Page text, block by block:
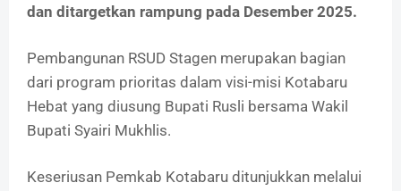
dan ditargetkan rampung pada Desember 2025.
Pembangunan RSUD Stagen merupakan bagian
dari program prioritas dalam visi-misi Kotabaru
Hebat yang diusung Bupati Rusli bersama Wakil
Bupati Syairi Mukhlis.
Keseriusan Pemkab Kotabaru ditunjukkan melalui